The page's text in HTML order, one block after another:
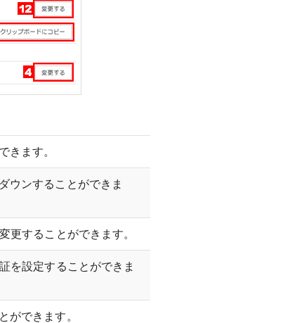
きます。
ウンすることができま
更することができます。
を設定することができま
ができます。